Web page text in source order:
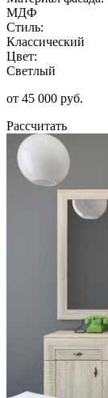
МДФ
Стиль:
Классический
Цвет:
Светлый
от 45 000 руб.
Рассчитать